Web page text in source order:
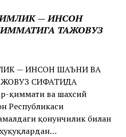
— ИНСОН
ТАЖОВУЗ
— ИНСОН ШАЪНИ ВА
СИФАТИДА
қиммати ва шахсий
Республикаси
қонунчилик билан